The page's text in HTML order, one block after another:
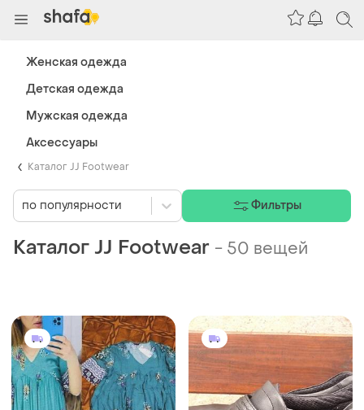
Каталог JJ Footwear
Каталог JJ Footwear - 50 вещей
по популярности Фильтры
Женская одежда
Детская одежда
Мужская одежда
Аксессуары